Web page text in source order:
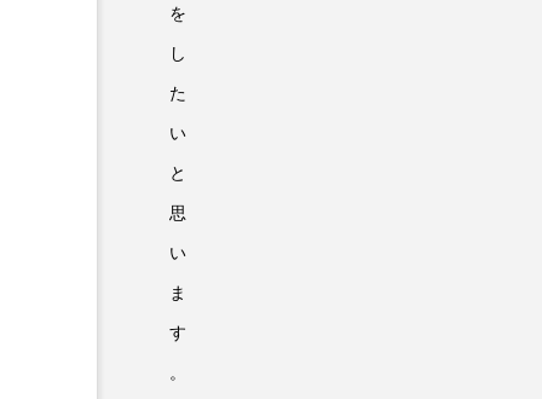
を
し
た
い
と
思
い
ま
す
。